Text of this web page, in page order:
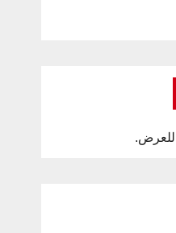
للعرض.